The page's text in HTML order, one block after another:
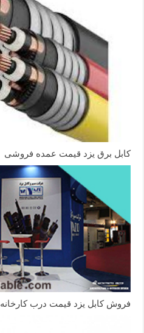
کابل برق یزد قیمت عمده فروشی
فروش کابل یزد قیمت درب کارخانه